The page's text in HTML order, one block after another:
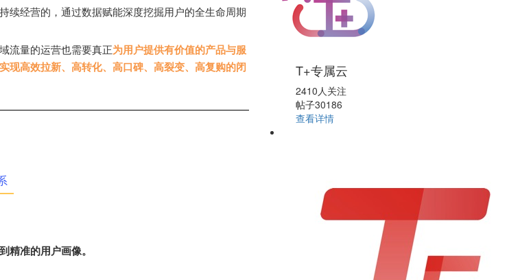
续经营的，通过数据赋能深度挖掘用户的全生命周期
流量的运营也需要真正为用户提供有价值的产品与服
现高效拉新、高转化、高口碑、高裂变、高复购的闭
精准的用户画像。
T+专属云
2410人关注
帖子30186
查看详情